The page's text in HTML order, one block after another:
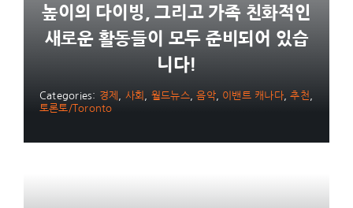
높이의 다이빙, 그리고 가족 친화적인
새로운 활동들이 모두 준비되어 있습
니다!
Categories: 경제 사회 월드뉴스 ,음악, 이밴트 캐나다,추천
토론토/Toronto